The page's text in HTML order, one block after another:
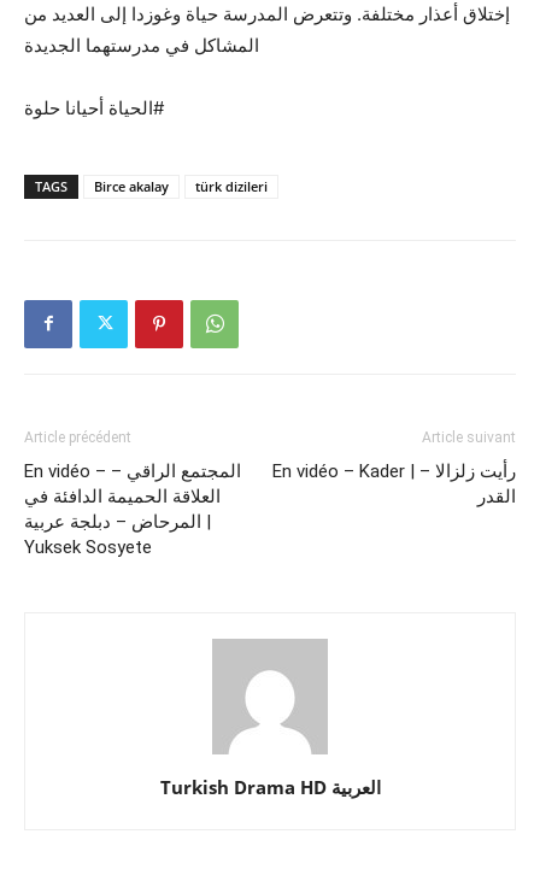
إختلاق أعذار مختلفة. وتتعرض المدرسة حياة وغوزدا إلى العديد من
المشاكل في مدرستهما الجديدة
الحياة أحيانا حلوة#
TAGS Birce akalay türk dizileri
Article précédent
En vidéo – المجتمع الراقي –
العلاقة الحميمة الدافئة في
المرحاض – دبلجة عربية |
Yuksek Sosyete
Article suivant
En vidéo – Kader | رأيت زلزالا –
القدر
Turkish Drama HD العربية